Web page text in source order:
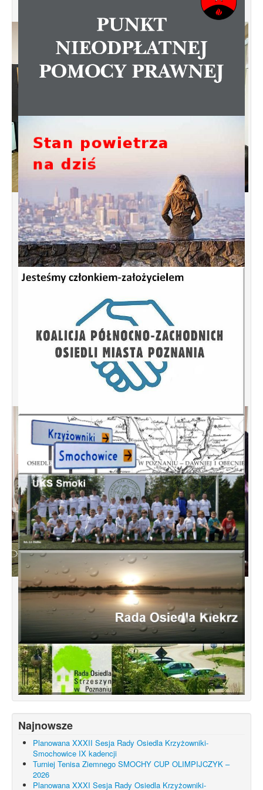
Spotkanie informacyjne w sprawie
budowy ulic Łebska, Łagowska,
Kociewska, Żukowska
Konsultacje dotyczące terenu
Smochowice Południe w rejonie ulic
położonych pomiędzy Wejherowską,
Starogardzką, Pniewską, Pelplińską.
Najnowsze
Planowana XXXII Sesja Rady Osiedla Krzyżowniki-
Smochowice IX kadencji
Turniej Tenisa Ziemnego SMOCHY CUP OLIMPIJCZYK –
2026
Planowana XXXI Sesja Rady Osiedla Krzyżowniki-